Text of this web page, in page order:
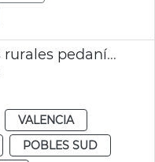
Inversión CAV caminos rurales pedanías dana València
VALENCIA
POBLES SUD